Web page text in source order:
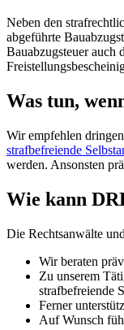
Neben den
abgeführte
Bauabzugsteuer auch
Was tun,
Wir empfehlen
strafbefreiende
werden. Ansonsten
Wie kann
Die Rechtsanwälte
Wir beraten
Zu unserem
strafbefreiende
Ferner
Auf Wunsch